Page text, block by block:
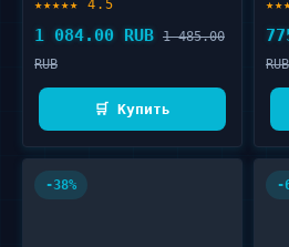
★★★★★ 4.5
1 084.00 RUB 1 485.00
RUB
🛒 Купить
RUB
-38% -